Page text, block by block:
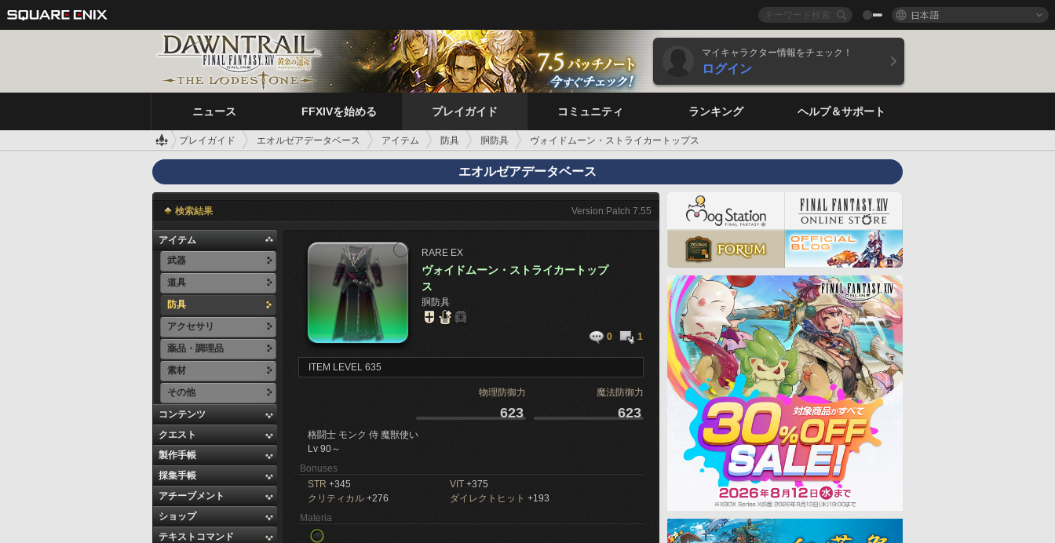
日本語
マイキャラクター情報をチェック！
ログイン
ニュース FFXIVを始める プレイガイド コミュニティ ランキング ヘルプ＆サポート
プレイガイド エオルゼアデータベース アイテム 防具 胴防具 ヴォイドムーン・ストライカートップス
エオルゼアデータベース
検索結果 Version:Patch 7.55
アイテム
武器
道具
防具
アクセサリ
薬品・調理品
素材
その他
コンテンツ
クエスト
製作手帳
採集手帳
アチーブメント
ショップ
テキストコマンド
RARE EX
ヴォイドムーン・ストライカートップ
ス
胴防具
0 1
ITEM LEVEL 635
物理防御力 魔法防御力
623 623
格闘士 モンク 侍 魔獣使い
Lv 90～
Bonuses
STR +345 VIT +375
クリティカル +276 ダイレクトヒット +193
Materia